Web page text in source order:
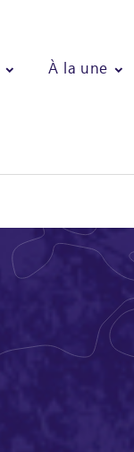
À la une